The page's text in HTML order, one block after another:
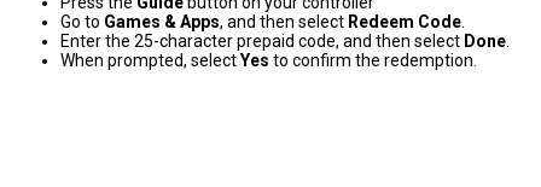
Go to Games & Apps, and then select Redeem Code
Enter the 25-character prepaid code, and then select Done
When prompted, selectYes to confirm the redemption.